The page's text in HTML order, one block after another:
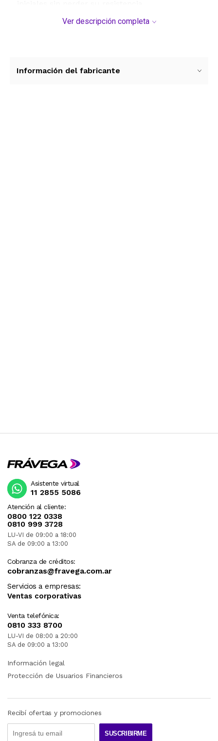
Este juguete está fabricado con materiales de
disfrutan del juego creativo y de las aventuras
Ver descripción completa
Información del fabricante
Atención al cliente:
0800 122 0338
0810 999 3728
LU-VI de 09:00 a 18:00
SA de 09:00 a 13:00
Cobranza de créditos:
cobranzas@fravega.com.ar
Servicios a empresas:
Ventas corporativas
Venta telefónica:
0810 333 8700
LU-VI de 08:00 a 20:00
SA de 09:00 a 13:00
Asistente virtual
11 2855 5086
Información legal
Protección de Usuarios Financieros
Recibí ofertas y promociones
SUSCRIBIRME